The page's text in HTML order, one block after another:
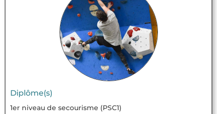
Diplôme(s)
1er niveau de secourisme (PSC1)